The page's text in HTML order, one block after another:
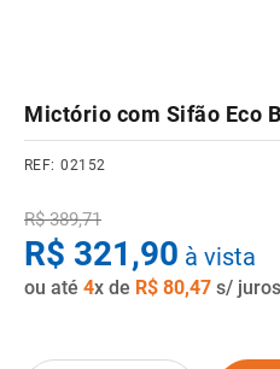
Mictório com Sifão Eco
02152
R$ 389,71
R$ 321 ,90 à vista
ou até 4x de R$ 80,47 s/ juros
10º vaso sanitario caixa